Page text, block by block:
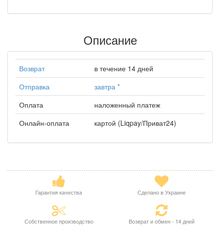
Описание
Возврат
в течение 14 дней
Отправка
завтра *
Оплата
наложенный платеж
Онлайн-оплата
картой (Liqpay/Приват24)
Гарантия качества Сделано в Украине
Собственное производство Возврат и обмен - 14 дней